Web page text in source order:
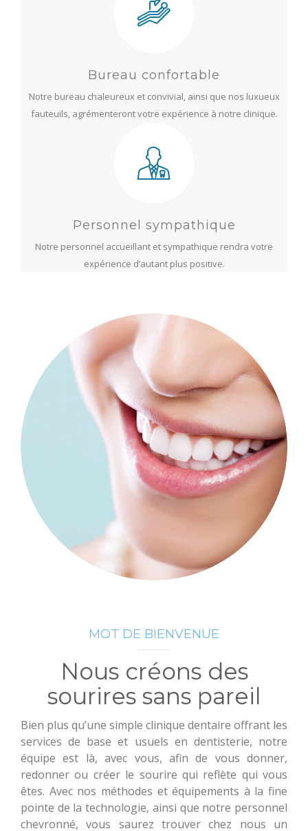
Bureau confortable
Notre bureau chaleureux et convivial, ainsi que nos luxueux
fauteuils, agrémenteront votre expérience à notre clinique.
Personnel sympathique
Notre personnel accueillant et sympathique rendra votre
expérience d’autant plus positive.
MOT DE BIENVENUE
Nous créons des
sourires sans pareil
Bien plus qu’une simple clinique dentaire offrant les
services de base et usuels en dentisterie, notre
équipe est là, avec vous, afin de vous donner,
redonner ou créer le sourire qui reflète qui vous
êtes. Avec nos méthodes et équipements à la fine
pointe de la technologie, ainsi que notre personnel
chevronné, vous saurez trouver chez nous un